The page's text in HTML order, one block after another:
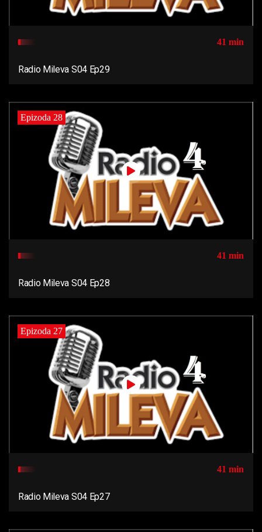
41 min
Radio Mileva S04 Ep29
Epizoda 28
41 min
Radio Mileva S04 Ep28
Epizoda 27
41 min
Radio Mileva S04 Ep27